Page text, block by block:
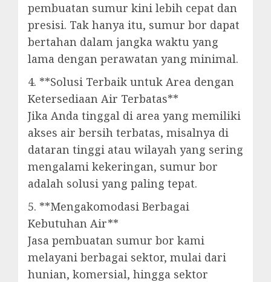
pembuatan sumur kini lebih cepat dan
presisi. Tak hanya itu, sumur bor dapat
bertahan dalam jangka waktu yang
lama dengan perawatan yang minimal.
4. **Solusi Terbaik untuk Area dengan
Ketersediaan Air Terbatas**
Jika Anda tinggal di area yang memiliki
akses air bersih terbatas, misalnya di
dataran tinggi atau wilayah yang sering
mengalami kekeringan, sumur bor
adalah solusi yang paling tepat.
5. **Mengakomodasi Berbagai
Kebutuhan Air**
Jasa pembuatan sumur bor kami
melayani berbagai sektor, mulai dari
hunian, komersial, hingga sektor